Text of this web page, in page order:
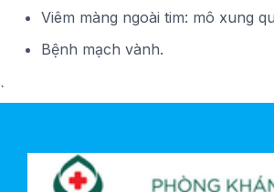
Viêm màng ngoài tim: mô xung
Bệnh mạch vành.
`